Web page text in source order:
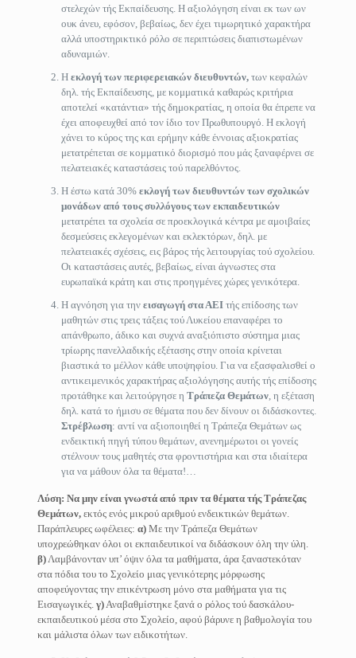
στελεχών τής Εκπαίδευσης. Η αξιολόγηση είναι εκ των ων
ουκ άνευ, εφόσον, βεβαίως, δεν έχει τιμωρητικό χαρακτήρα
αλλά υποστηρικτικό ρόλο σε περιπτώσεις διαπιστωμένων
αδυναμιών.
Η εκλογή των περιφερειακών διευθυντών,των κεφαλών
δηλ. τής Εκπαίδευσης, με κομματικά καθαρώς κριτήρια
αποτελεί «κατάντια» τής δημοκρατίας, η οποία θα έπρεπε να
έχει αποφευχθεί από τον ίδιο τον Πρωθυπουργό. Η εκλογή
χάνει το κύρος της και ερήμην κάθε έννοιας αξιοκρατίας
μετατρέπεται σε κομματικό διορισμό που μάς ξαναφέρνει σε
πελατειακές καταστάσεις τού παρελθόντος.
Η έστω κατά 30% εκλογή των διευθυντών των σχολικών
μονάδων από τους συλλόγους των εκπαιδευτικών
μετατρέπει τα σχολεία σε προεκλογικά κέντρα με αμοιβαίες
δεσμεύσεις εκλεγομένων και εκλεκτόρων, δηλ. με
πελατειακές σχέσεις, εις βάρος τής λειτουργίας τού σχολείου.
Οι καταστάσεις αυτές, βεβαίως, είναι άγνωστες στα
ευρωπαϊκά κράτη και στις προηγμένες χώρες γενικότερα.
Η αγνόηση για την εισαγωγή στα ΑΕΙτής επίδοσης των
μαθητών στις τρεις τάξεις τού Λυκείου επαναφέρει το
απάνθρωπο, άδικο και συχνά αναξιόπιστο σύστημα μιας
τρίωρης πανελλαδικής εξέτασης στην οποία κρίνεται
βιαστικά το μέλλον κάθε υποψηφίου. Για να εξασφαλισθεί ο
αντικειμενικός χαρακτήρας αξιολόγησης αυτής τής επίδοσης
προτάθηκε και λειτούργησε η Τράπεζα Θεμάτων, η εξέταση
δηλ. κατά το ήμισυ σε θέματα που δεν δίνουν οι διδάσκοντες.
Στρέβλωση: αντί να αξιοποιηθεί η Τράπεζα Θεμάτων ως
ενδεικτική πηγή τύπου θεμάτων, ανενημέρωτοι οι γονείς
στέλνουν τους μαθητές στα φροντιστήρια και στα ιδιαίτερα
για να μάθουν όλα τα θέματα!…
Λύση: Να μην είναι γνωστά από πριν τα θέματα τής Τράπεζας
Θεμάτων,εκτός ενός μικρού αριθμού ενδεικτικών θεμάτων.
Παράπλευρες ωφέλειες: α)Με την Τράπεζα Θεμάτων
υποχρεώθηκαν όλοι οι εκπαιδευτικοί να διδάσκουν όλη την ύλη.
β)Λαμβάνονταν υπ’ όψιν όλα τα μαθήματα, άρα ξαναστεκόταν
στα πόδια του το Σχολείο μιας γενικότερης μόρφωσης
αποφεύγοντας την επικέντρωση μόνο στα μαθήματα για τις
Εισαγωγικές. γ)Αναβαθμίστηκε ξανά ο ρόλος τού δασκάλου-
εκπαιδευτικού μέσα στο Σχολείο, αφού βάρυνε η βαθμολογία του
και μάλιστα όλων των ειδικοτήτων.